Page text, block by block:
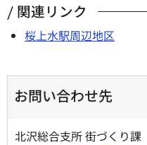
関連リンク
桜上水駅周辺地区
お問い合わせ先
北沢総合支所 街づくり課